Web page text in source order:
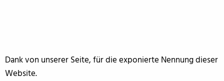
Dank von unserer Seite, für die exponierte Nennung dieser
Website.